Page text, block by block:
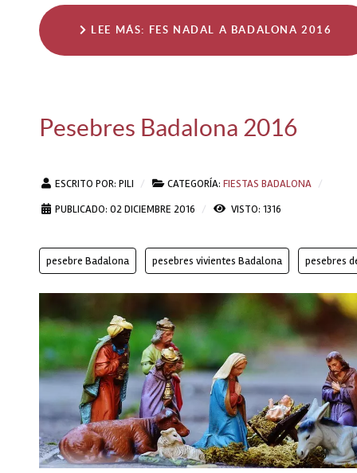
LEE MÁS: FES NADAL A BADALONA 2016
Pesebres Badalona 2016
ESCRITO POR: PILI CATEGORÍA: FIESTAS BADALONA
PUBLICADO: 02 DICIEMBRE 2016
VISTO: 1316
pesebre Badalona pesebres vivientes Badalona pesebres